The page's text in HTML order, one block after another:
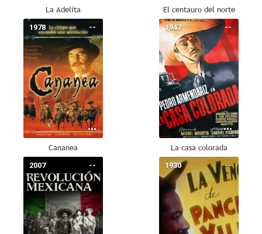
La Adelita El centauro del norte
--
1978
Cananea
--
1947
La casa colorada
--
2007 --
1930